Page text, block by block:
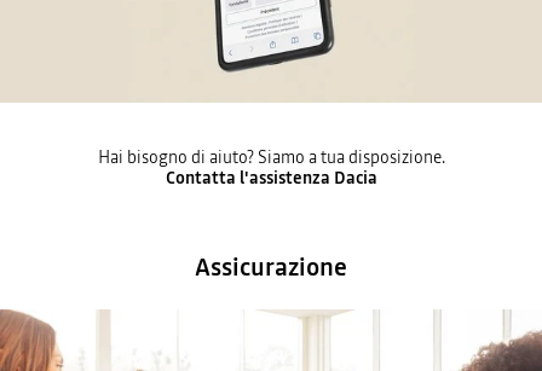
Hai bisogno di aiuto? Siamo a tua disposizione.
Contatta l'assistenza Dacia
Assicurazione